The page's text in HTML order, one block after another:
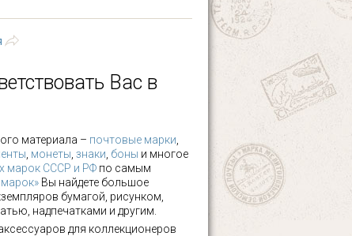
Вас в
материала – почтовые марки
монеты знаки боны и многое
марок СССР и РФ по самым
Вы найдете большое
бумагой, рисунком,
надпечатками и другим.
для коллекционеров